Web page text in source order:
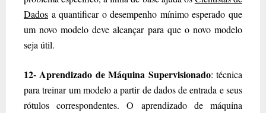
Dados a quantificar o desempenho mínimo esperado que
um novo modelo deve alcançar para que o novo modelo
seja útil.
12- Aprendizado de Máquina Supervisionado: técnica
para treinar um modelo a partir de dados de entrada e seus
rótulos correspondentes. O aprendizado de máquina